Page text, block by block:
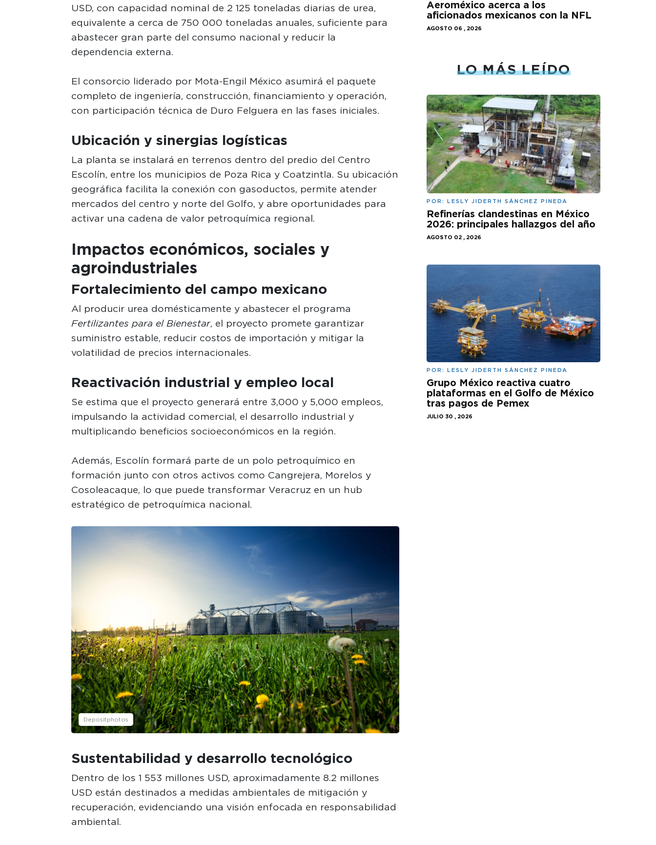
USD, con capacidad nominal de 2 125 toneladas diarias de urea,
equivalente a cerca de 750 000 toneladas anuales, suficiente para
abastecer gran parte del consumo nacional y reducir la
dependencia externa.
El consorcio liderado por Mota-Engil México asumirá el paquete
completo de ingeniería, construcción, financiamiento y operación,
con participación técnica de Duro Felguera en las fases iniciales.
Ubicación y sinergias logísticas
La planta se instalará en terrenos dentro del predio del Centro
Escolín, entre los municipios de Poza Rica y Coatzintla. Su ubicación
geográfica facilita la conexión con gasoductos, permite atender
mercados del centro y norte del Golfo, y abre oportunidades para
activar una cadena de valor petroquímica regional.
Impactos económicos, sociales y
agroindustriales
Fortalecimiento del campo mexicano
Al producir urea domésticamente y abastecer el programa
Fertilizantes para el Bienestar, el proyecto promete garantizar
suministro estable, reducir costos de importación y mitigar la
volatilidad de precios internacionales.
Reactivación industrial y empleo local
Se estima que el proyecto generará entre 3,000 y 5,000 empleos,
impulsando la actividad comercial, el desarrollo industrial y
multiplicando beneficios socioeconómicos en la región.
Además, Escolín formará parte de un polo petroquímico en
formación junto con otros activos como Cangrejera, Morelos y
Cosoleacaque, lo que puede transformar Veracruz en un hub
estratégico de petroquímica nacional.
Depositphotos
Sustentabilidad y desarrollo tecnológico
Dentro de los 1 553 millones USD, aproximadamente 8.2 millones
USD están destinados a medidas ambientales de mitigación y
recuperación, evidenciando una visión enfocada en responsabilidad
ambiental.
Aeroméxico acerca a los
aficionados mexicanos con la NFL
AGOSTO 06 , 2026
LO MÁS LEÍDO
POR: LESLY JIDERTH SÁNCHEZ PINEDA
Refinerías clandestinas en México
2026: principales hallazgos del año
AGOSTO 02 , 2026
POR: LESLY JIDERTH SÁNCHEZ PINEDA
Grupo México reactiva cuatro
plataformas en el Golfo de México
tras pagos de Pemex
JULIO 30 , 2026